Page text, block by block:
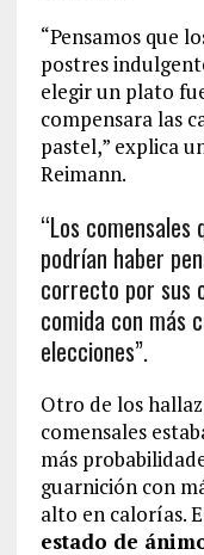
“Pensamos que
postres
elegir un plato
compensara las
pastel,” explica
Reimann.
“Los
podrían haber
correcto por sus
comida con más
elecciones”.
Otro de los
comensales
más
guarnición con
alto en calorías.
estado de